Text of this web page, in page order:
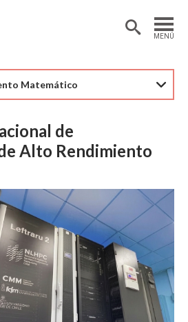
MENÚ
Matemático
de
Alto Rendimiento